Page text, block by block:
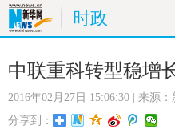
时政
首页 时政
娱乐 体育
中联重科转型稳增
2016年02月27日 15:06:30 | 来源：
分享到：